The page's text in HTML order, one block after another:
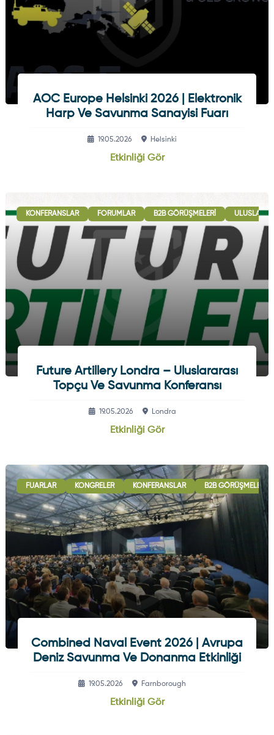
AOC Europe Helsinki 2026 | Elektronik
Harp Ve Savunma Sanayisi Fuarı
19.05.2026 Helsinki
Etkinliği Gör
KONFERANSLAR FORUMLAR B2B GÖRÜŞMELERI
Future Artillery Londra – Uluslararası
Topçu Ve Savunma Konferansı
19.05.2026 Londra
Etkinliği Gör
FUARLAR KONGRELER KONFERANSLAR B2B GÖRÜŞMELERI
Combined Naval Event 2026 | Avrupa
Deniz Savunma Ve Donanma Etkinliği
19.05.2026 Farnborough
Etkinliği Gör